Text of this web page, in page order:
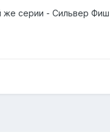
же серии - Сильвер